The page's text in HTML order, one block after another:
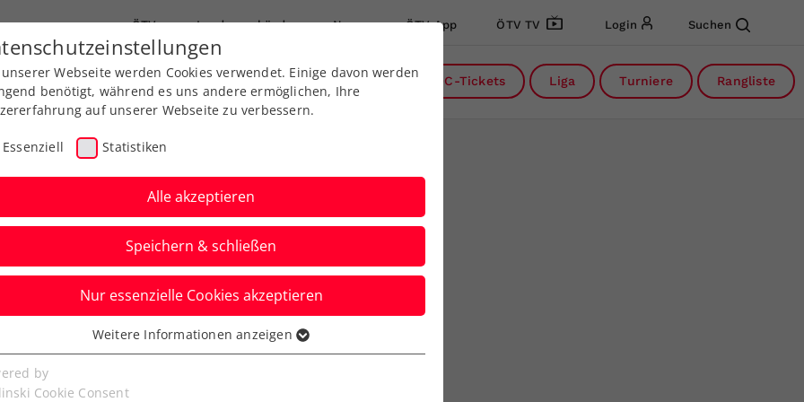
ÖTV Landesverbände News ÖTV App ÖTV TV Login Suchen
Ausbildung Services Über uns DC-Tickets Liga Turniere Rangliste
erwartet mit Türkei
Gegner“
Webseite werden Cookies verwendet. Einige davon werden
benötigt, während es uns andere ermöglichen, Ihre
auf unserer Webseite zu verbessern.
Essenziell Statistiken
Alle akzeptieren
Speichern & schließen
Nur essenzielle Cookies akzeptieren
Cookies werden für grundlegende Funktionen der
benötigt. Dadurch ist gewährleistet, dass die Webseite
Weitere Informationen anzeigen
by
Cookie Consent